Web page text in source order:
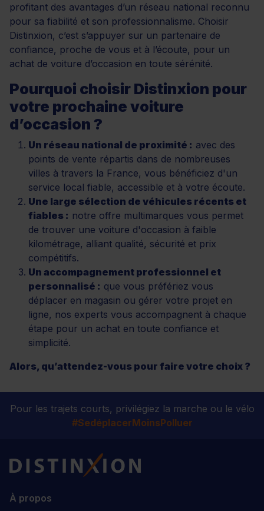
profitant des avantages d’un réseau national reconnu
pour sa fiabilité et son professionnalisme. Choisir
Distinxion, c’est s’appuyer sur un partenaire de
confiance, proche de vous et à l’écoute, pour un
achat de voiture d’occasion en toute sérénité.
Pourquoi choisir Distinxion pour
votre prochaine voiture
d’occasion ?
Un réseau national de proximité : avec des
points de vente répartis dans de nombreuses
villes à travers la France, vous bénéficiez d'un
service local fiable, accessible et à votre écoute.
Une large sélection de véhicules récents et
fiables : notre offre multimarques vous permet
de trouver une voiture d'occasion à faible
kilométrage, alliant qualité, sécurité et prix
compétitifs.
Un accompagnement professionnel et
personnalisé : que vous préfériez vous
déplacer en magasin ou gérer votre projet en
ligne, nos experts vous accompagnent à chaque
étape pour un achat en toute confiance et
simplicité.
Alors, qu’attendez-vous pour faire votre choix ?
Pour les trajets courts, privilégiez la marche ou le vélo
#SedéplacerMoinsPolluer
Distinxion
À propos